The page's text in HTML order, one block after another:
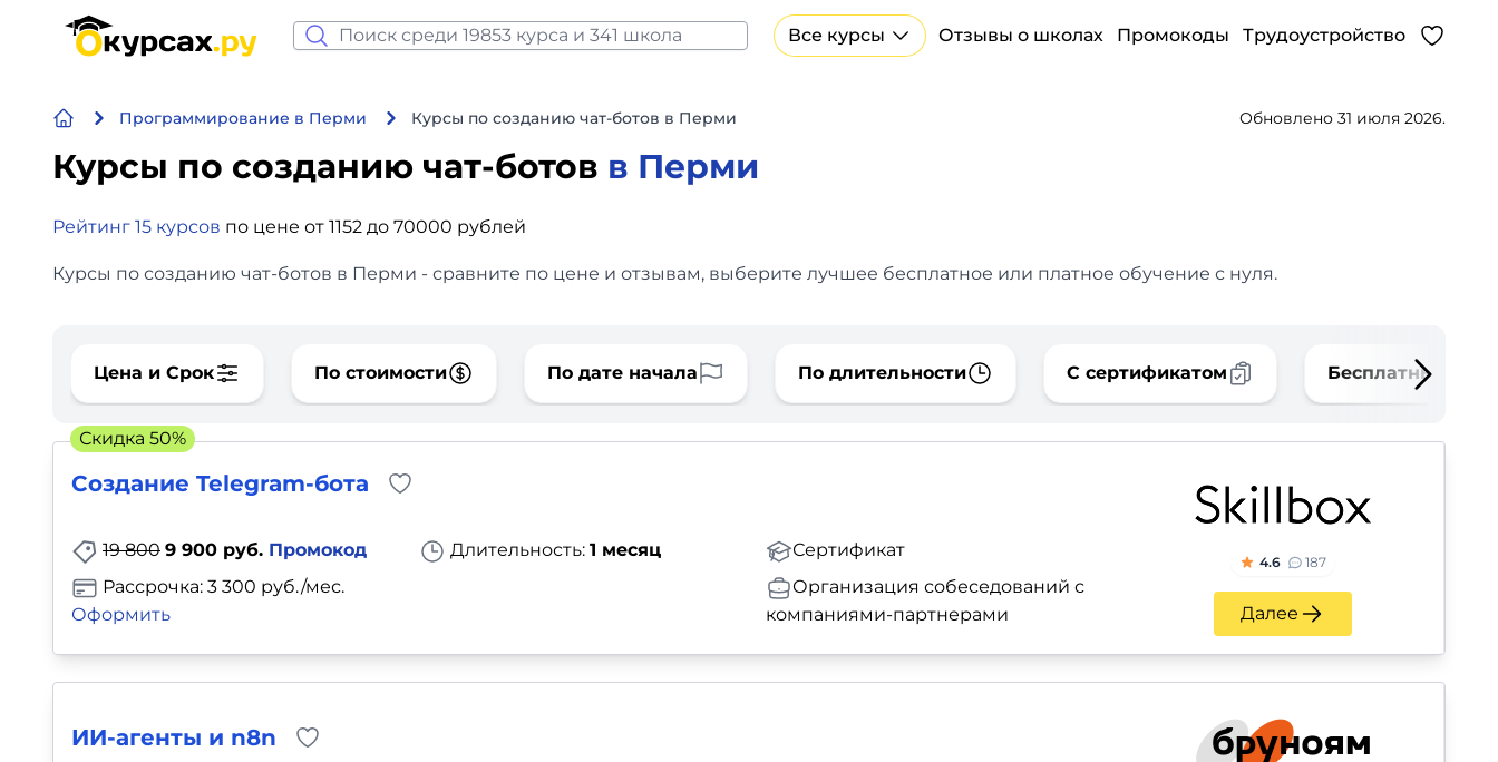
Все курсы Отзывы о школах Промокоды Трудоустройство
Программирование в Перми Курсы по созданию чат-ботов в Перми Обновлено 31 июля 2026.
Курсы по созданию чат-ботов в Перми
Рейтинг 15 курсов по цене от 1152 до 70000 рублей
Курсы по созданию чат-ботов в Перми - сравните по цене и отзывам, выберите лучшее бесплатное или платное обучение с нуля.
Цена и Срок По стоимости По дате начала По длительности С сертификатом Бесплатные
Создание Telegram-бота
19 800 9 900 руб. Промокод Длительность: 1 месяц
Сертификат
Рассрочка: 3 300 руб./мес.
Оформить
Организация собеседований с
компаниями-партнерами
4.6 187
Далее
Скидка 50%
ИИ-агенты и n8n
Программирование
Бизнес и финансы
Дизайн
Видео, фото, аудио
Маркетинг
Иностранный язык
Для детей
Красота, здоровье, фитнес
Психология и саморазвитие
Курсы по нейросетям
Бесплатно